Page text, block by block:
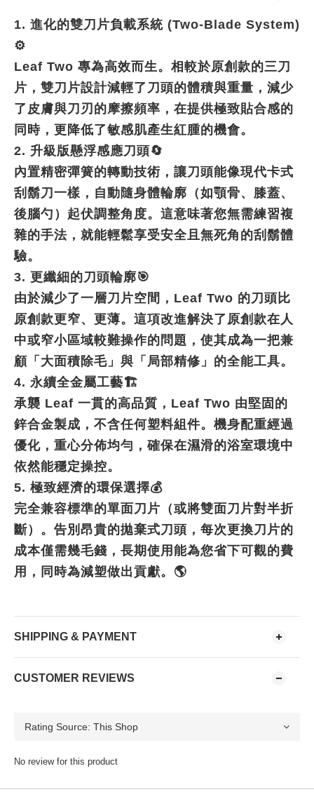
1. 進化的雙刀片負載系統 (Two-Blade System)
⚙️
Leaf Two 專為高效而生。相較於原創款的三刀
片，雙刀片設計減輕了刀頭的體積與重量，減少
了皮膚與刀刃的摩擦頻率，在提供極致貼合感的
同時，更降低了敏感肌產生紅腫的機會。
2. 升級版懸浮感應刀頭🔄
內置精密彈簧的轉動技術，讓刀頭能像現代卡式
刮鬍刀一樣，自動隨身體輪廓（如顎骨、膝蓋、
後腦勺）起伏調整角度。這意味著您無需練習複
雜的手法，就能輕鬆享受安全且無死角的刮鬍體
驗。
3. 更纖細的刀頭輪廓🎯
由於減少了一層刀片空間， Leaf Two 的刀頭比
原創款更窄、更薄。這項改進解決了原創款在人
中或窄小區域較難操作的問題，使其成為一把兼
顧「大面積除毛」與「局部精修」的全能工具。
4. 永續全金屬工藝🏗️
承襲 Leaf 一貫的高品質， Leaf Two 由堅固的
鋅合金製成，不含任何塑料組件。機身配重經過
優化，重心分佈均勻，確保在濕滑的浴室環境中
依然能穩定操控。
5. 極致經濟的環保選擇💰
完全兼容標準的單面刀片（或將雙面刀片對半折
斷）。告別昂貴的拋棄式刀頭，每次更換刀片的
成本僅需幾毛錢，長期使用能為您省下可觀的費
用，同時為減塑做出貢獻。 🌎
SHIPPING & PAYMENT
CUSTOMER REVIEWS
No review for this product